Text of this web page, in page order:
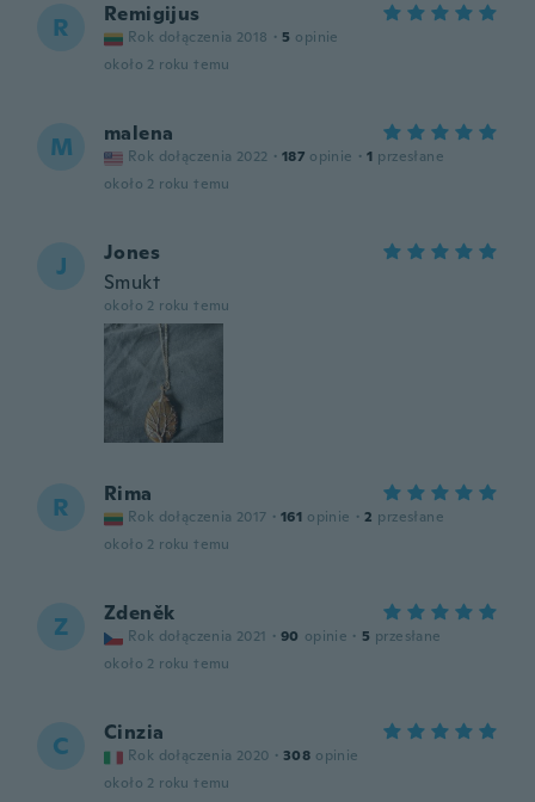
R Remigijus
Rok dołączenia 2018 · 5 opinie
około 2 roku temu
M malena
Rok dołączenia 2022 · 187 opinie · 1 przesłane
około 2 roku temu
J
Jones
Smukt
około 2 roku temu
R Rima
Rok dołączenia 2017 · 161 opinie · 2 przesłane
około 2 roku temu
Z Zdeněk
Rok dołączenia 2021 · 90 opinie · 5 przesłane
około 2 roku temu
C Cinzia
Rok dołączenia 2020 · 308 opinie
około 2 roku temu